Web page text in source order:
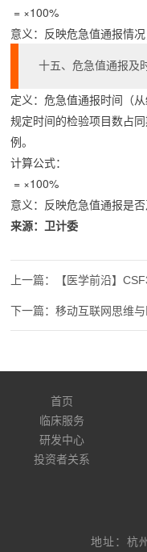
= ×100%
意义：反映危急值通报情
十五、危急值通报及
定义：危急值通报时间（
规定时间的检验项目数占
例。
计算公式：
= ×100%
意义：反映危急值通报是
来源：卫计委
【医学前沿】
移动互联网思维与
首页
临床服务
研发中心
投资者关系
地址：杭